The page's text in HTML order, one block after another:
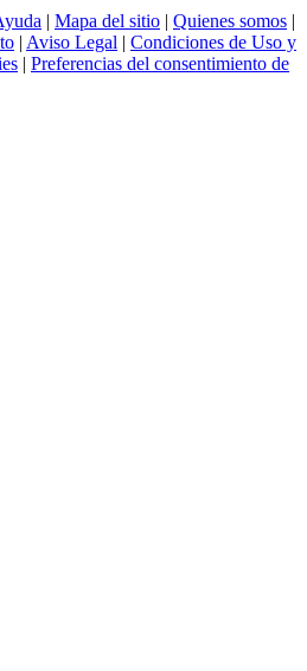
| Mapa del sitio | Quienes somos |
| Aviso Legal | Condiciones de Uso y
| Preferencias del consentimiento de